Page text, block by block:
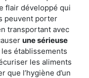
flair développé qui
peuvent porter
transportant avec
une sérieuse
les établissements
les aliments
que l’hygiène d’un